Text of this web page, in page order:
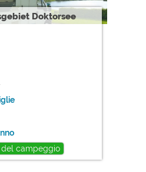
Doktorsee
campeggio